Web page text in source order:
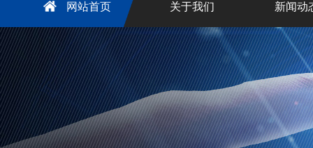
网站首页 关于我们 新闻动